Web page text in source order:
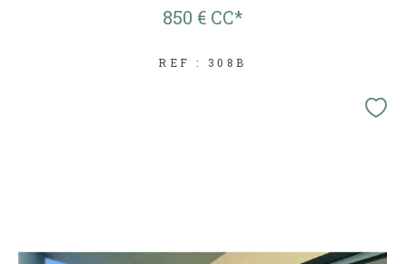
850 € CC*
REF : 308B